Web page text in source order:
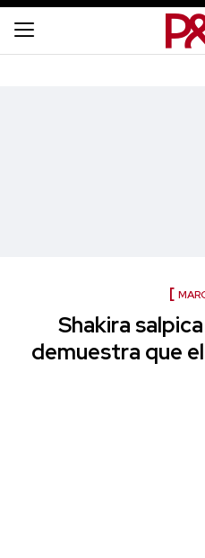
Shakira
demuestra que